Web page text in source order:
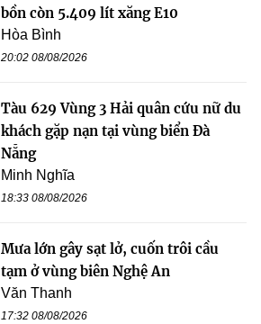
bồn còn 5.409 lít xăng E10
Hòa Bình
20:02 08/08/2026
Tàu 629 Vùng 3 Hải quân cứu nữ du
khách gặp nạn tại vùng biển Đà
Nẵng
Minh Nghĩa
18:33 08/08/2026
Mưa lớn gây sạt lở, cuốn trôi cầu
tạm ở vùng biên Nghệ An
Văn Thanh
17:32 08/08/2026